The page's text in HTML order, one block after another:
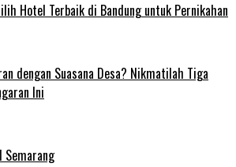
Hotel Terbaik di Bandung untuk Pernikahan
dengan Suasana Desa? Nikmatilah Tiga
Ini